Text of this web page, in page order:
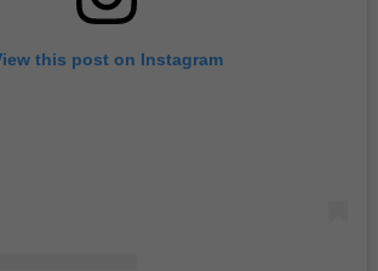
this post on Instagram